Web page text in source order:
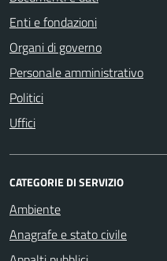
Enti e fondazioni
Organi di governo
Personale amministrativo
Politici
Uffici
CATEGORIE DI SERVIZIO
Ambiente
Anagrafe e stato civile